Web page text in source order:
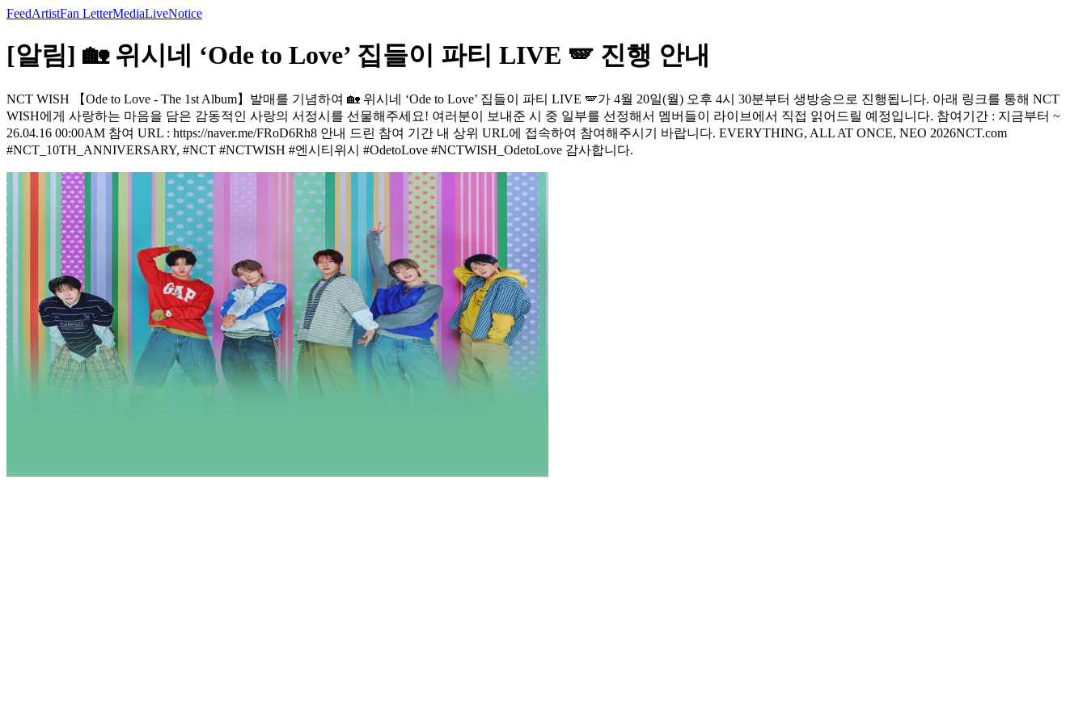
FeedArtistFan LetterMediaLiveNotice
[알림] 🏡 위시네 ‘Ode to Love’ 집들이 파티 LIVE 🪽 진행 안내
NCT WISH 【Ode to Love - The 1st Album】발매를 기념하여 🏡 위시네 ‘Ode to Love’ 집들이 파티 LIVE 🪽가 4월 20일(월) 오후 4시 30분부터 생방송으로 진행됩니다. 아래 링크를 통해 NCT
WISH에게 사랑하는 마음을 담은 감동적인 사랑의 서정시를 선물해주세요! 여러분이 보내준 시 중 일부를 선정해서 멤버들이 라이브에서 직접 읽어드릴 예정입니다. 참여기간 : 지금부터 ~
26.04.16 00:00AM 참여 URL : https://naver.me/FRoD6Rh8 안내 드린 참여 기간 내 상위 URL에 접속하여 참여해주시기 바랍니다. EVERYTHING, ALL AT ONCE, NEO 2026NCT.com
#NCT_10TH_ANNIVERSARY, #NCT #NCTWISH #엔시티위시 #OdetoLove #NCTWISH_OdetoLove 감사합니다.